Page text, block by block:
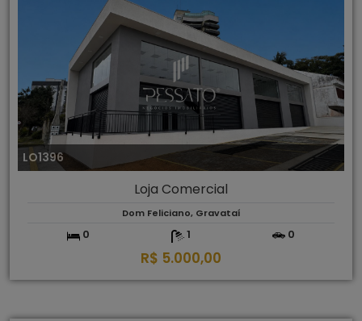
LO1396
Loja Comercial
Dom Feliciano, Gravataí
0 1 0
R$ 5.000,00